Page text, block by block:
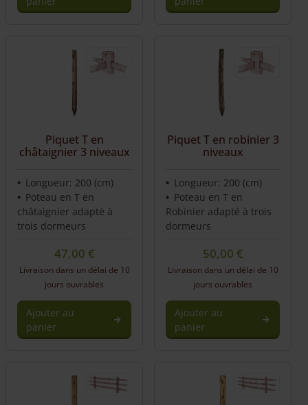
Piquet T en
châtaignier 3 niveaux
Longueur: 200 (cm)
Poteau en T en
châtaignier adapté à
trois dormeurs
47,00 €
Livraison dans un délai de 10
jours ouvrables
Ajouter au
panier
Piquet T en robinier 3
niveaux
Longueur: 200 (cm)
Poteau en T en
Robinier adapté à trois
dormeurs
50,00 €
Livraison dans un délai de 10
jours ouvrables
Ajouter au
panier